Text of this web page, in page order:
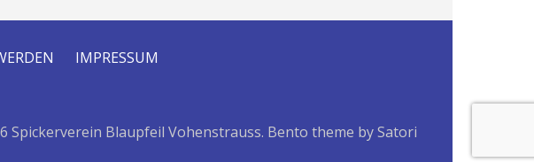
IMPRESSUM
Spickerverein Blaupfeil Vohenstrauss. Bento theme by Satori